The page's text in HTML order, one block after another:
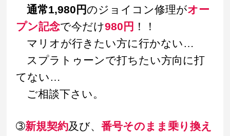
通常1,980円のジョイコン修理がオー
プン記念で今だけ980円 ！！
マリオが行きたい方に行かない…
スプラトゥーンで打ちたい方向に打
てない…
ご相談下さい。
➂新規契約及び、番号そのまま乗り換え